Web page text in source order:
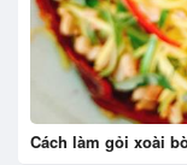
Cách làm gỏi xoài